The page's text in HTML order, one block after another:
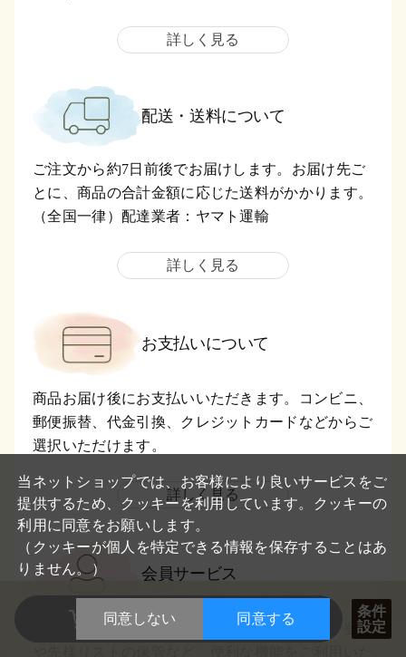
条件
設定
数量を選択した商品を
まとめて買い物かごに入れる
詳しく見る
配送・送料について
ご注文から約7日前後でお届けします。お届け先ご
とに、商品の合計金額に応じた送料がかかります。
（全国一律）配達業者：ヤマト運輸
詳しく見る
お支払いについて
商品お届け後にお支払いいただきます。コンビニ、
郵便振替、代金引換、クレジットカードなどからご
選択いただけます。
詳しく見る
会員サービス
お買い物には会員登録が必要です。お気に入り登録
当ネットショップでは、お客様により良いサービスをご
提供するため、クッキーを利用しています。クッキーの
利用に同意をお願いします。
（クッキーが個人を特定できる情報を保存することはあ
りません。）
同意しない
閉
じ
る
同意する